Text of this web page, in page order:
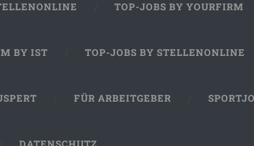
TOP-JOBS BY YOURFIRM
BY IST TOP-JOBS BY STELLENONLINE
FÜR ARBEITGEBER